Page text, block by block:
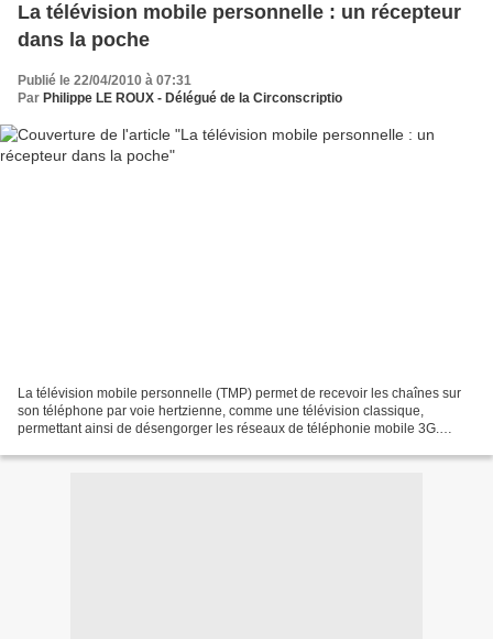
La télévision mobile personnelle : un récepteur
dans la poche
Publié le 22/04/2010 à 07:31
Par Philippe LE ROUX - Délégué de la Circonscriptio
La télévision mobile personnelle (TMP) permet de recevoir les chaînes sur
son téléphone par voie hertzienne, comme une télévision classique,
permettant ainsi de désengorger les réseaux de téléphonie mobile 3G.